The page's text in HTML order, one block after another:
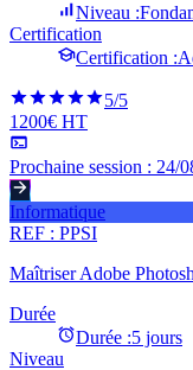
Niveau :
Certification
Certification :
5/5
1200€ HT
Prochaine session : 24/
Informatique
REF : PPSI
Maîtriser Adobe
Durée
Durée :5 jours
Niveau